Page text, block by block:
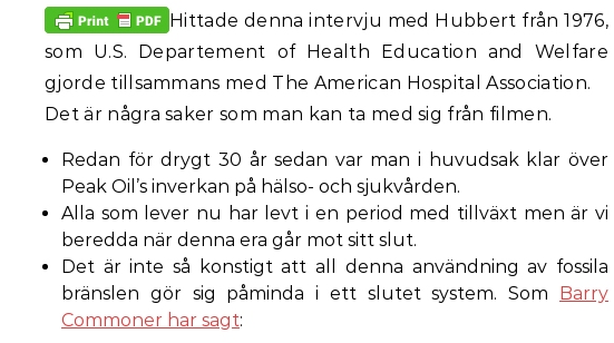
Hittade denna intervju med Hubbert från 1976,
som U.S. Departement of Health Education and Welfare
gjorde tillsammans med The American Hospital Association.
Det är några saker som man kan ta med sig från filmen.
Redan för drygt 30 år sedan var man i huvudsak klar över
Peak Oil’s inverkan på hälso- och sjukvården.
Alla som lever nu har levt i en period med tillväxt men är vi
beredda när denna era går mot sitt slut.
Det är inte så konstigt att all denna användning av fossila
bränslen gör sig påminda i ett slutet system. Som Barry
Commoner har sagt: